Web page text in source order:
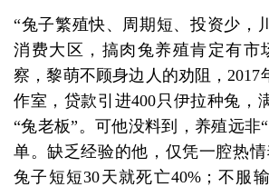
“兔子繁殖快、周期短、投资少，
消费大区，搞肉兔养殖肯定有市
察，黎萌不顾身边人的劝阻，2017
作室，贷款引进400只伊拉种兔，
“兔老板”。可他没料到，养殖远非
单。缺乏经验的他，仅凭一腔热情
兔子短短30天就死亡40%；不服